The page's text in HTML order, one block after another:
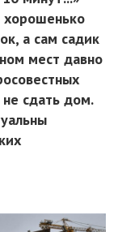
хорошенько
а сам садик
мест давно
сдать дом.